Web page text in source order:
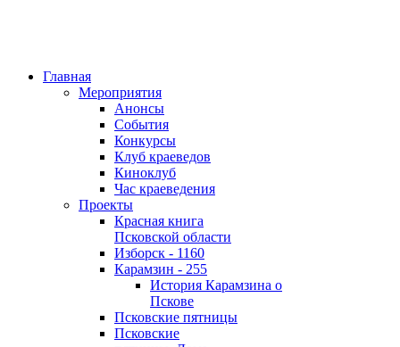
Главная
Мероприятия
Анонсы
События
Конкурсы
Клуб краеведов
Киноклуб
Час краеведения
Проекты
Красная книга
Псковской области
Изборск - 1160
Карамзин - 255
История Карамзина о
Пскове
Псковские пятницы
Псковские